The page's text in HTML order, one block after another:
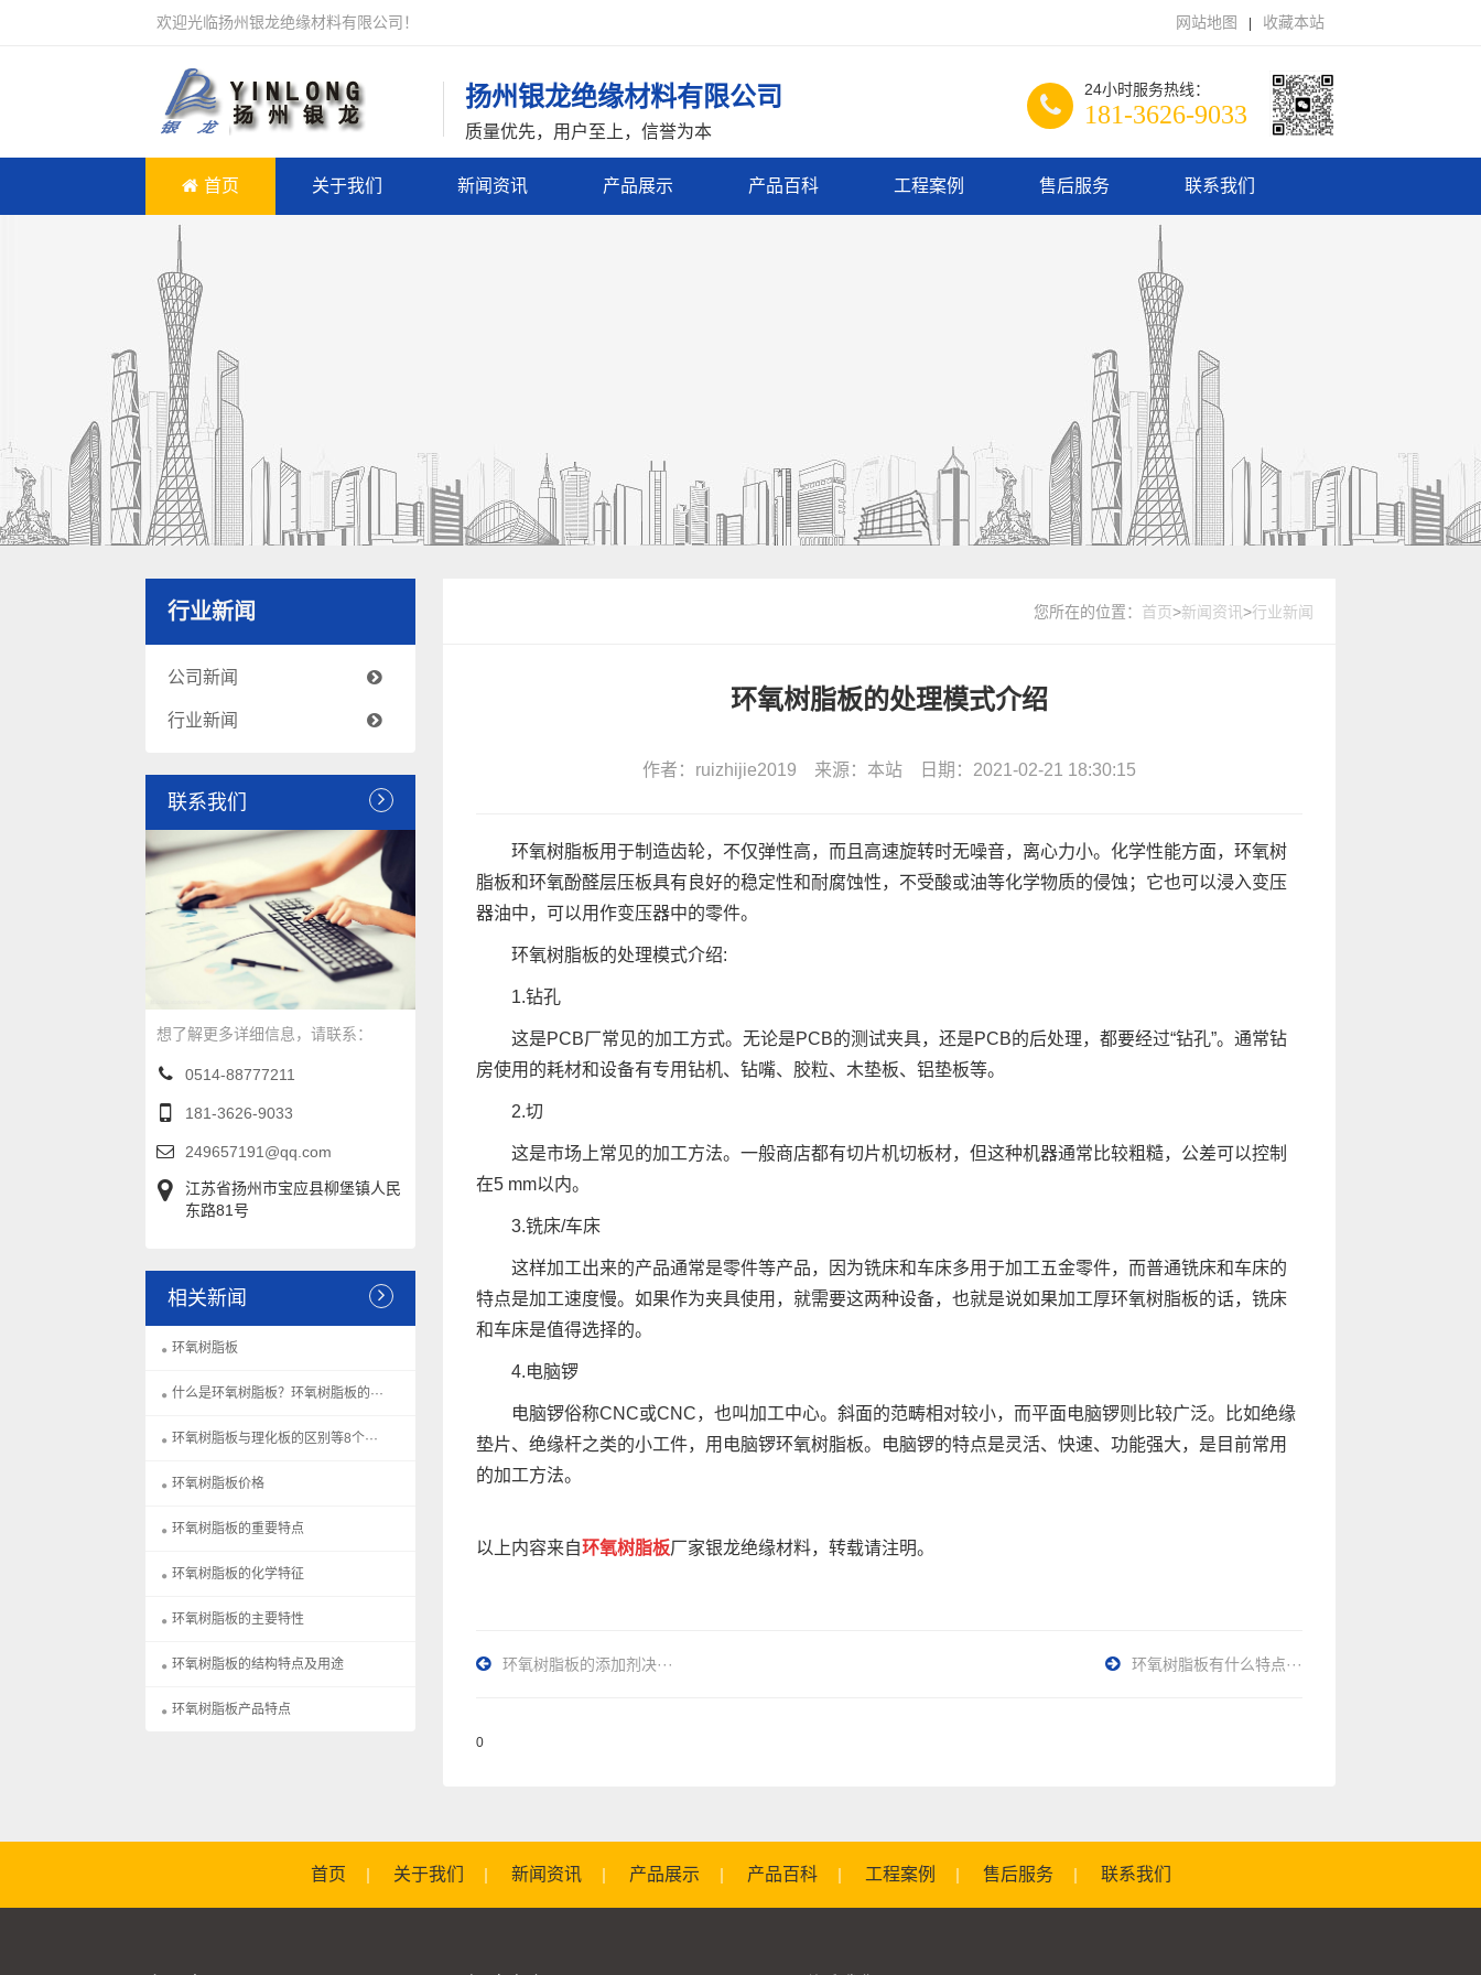
欢迎光临扬州银龙绝缘材料有限公司！ 网站地图 收藏本站
扬州银龙绝缘材料有限公司
质量优先，用户至上，信誉为本
24小时服务热线：
181-3626-9033
首页 关于我们 新闻资讯 产品展示 产品百科 工程案例 售后服务 联系我们
行业新闻
公司新闻
行业新闻
联系我们
想了解更多详细信息，请联系：
0514-88777211
181-3626-9033
249657191@qq.com
江苏省扬州市宝应县柳堡镇人民
东路81号
相关新闻
环氧树脂板
什么是环氧树脂板？环氧树脂板的···
环氧树脂板与理化板的区别等8个···
环氧树脂板价格
环氧树脂板的重要特点
环氧树脂板的化学特征
环氧树脂板的主要特性
环氧树脂板的结构特点及用途
环氧树脂板产品特点
您所在的位置： 首页>新闻资讯>行业新闻
环氧树脂板的处理模式介绍
作者：ruizhijie2019 来源：本站 日期：2021-02-21 18:30:15
环氧树脂板用于制造齿轮，不仅弹性高，而且高速旋转时无噪音，离心力小。化学性能方面，环氧树
脂板和环氧酚醛层压板具有良好的稳定性和耐腐蚀性，不受酸或油等化学物质的侵蚀；它也可以浸入变压
器油中，可以用作变压器中的零件。
环氧树脂板的处理模式介绍:
1.钻孔
这是PCB厂常见的加工方式。无论是PCB的测试夹具，还是PCB的后处理，都要经过“钻孔”。通常钻
房使用的耗材和设备有专用钻机、钻嘴、胶粒、木垫板、铝垫板等。
2.切
这是市场上常见的加工方法。一般商店都有切片机切板材，但这种机器通常比较粗糙，公差可以控制
在5 mm以内。
3.铣床/车床
这样加工出来的产品通常是零件等产品，因为铣床和车床多用于加工五金零件，而普通铣床和车床的
特点是加工速度慢。如果作为夹具使用，就需要这两种设备，也就是说如果加工厚环氧树脂板的话，铣床
和车床是值得选择的。
4.电脑锣
电脑锣俗称CNC或CNC，也叫加工中心。斜面的范畴相对较小，而平面电脑锣则比较广泛。比如绝缘
垫片、绝缘杆之类的小工件，用电脑锣环氧树脂板。电脑锣的特点是灵活、快速、功能强大，是目前常用
的加工方法。
以上内容来自环氧树脂板厂家银龙绝缘材料，转载请注明。
环氧树脂板的添加剂决··· 环氧树脂板有什么特点···
0
首页 关于我们 新闻资讯 产品展示 产品百科 工程案例 售后服务 联系我们